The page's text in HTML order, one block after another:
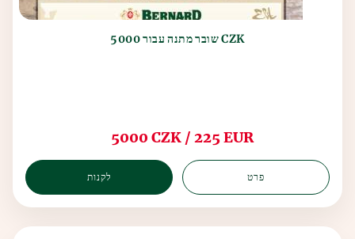
5000 שובר מתנה עבור CZK
5000 CZK / 225 EUR
לקנות פרט